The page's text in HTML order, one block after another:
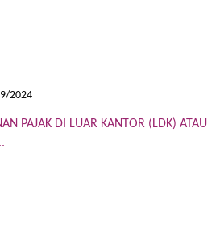
2024
PAJAK DI LUAR KANTOR (LDK) ATAU